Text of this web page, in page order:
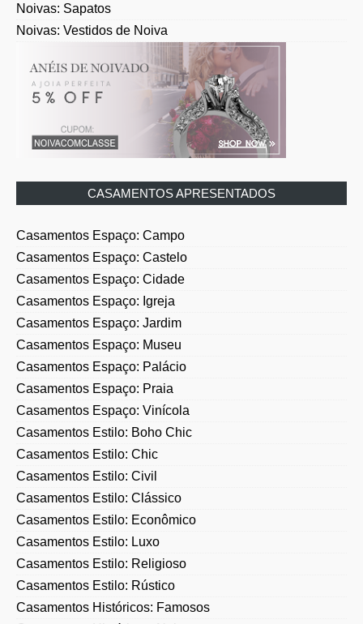
Noivas: Sapatos
Noivas: Vestidos de Noiva
CASAMENTOS APRESENTADOS
Casamentos Espaço: Campo
Casamentos Espaço: Castelo
Casamentos Espaço: Cidade
Casamentos Espaço: Igreja
Casamentos Espaço: Jardim
Casamentos Espaço: Museu
Casamentos Espaço: Palácio
Casamentos Espaço: Praia
Casamentos Espaço: Vinícola
Casamentos Estilo: Boho Chic
Casamentos Estilo: Chic
Casamentos Estilo: Civil
Casamentos Estilo: Clássico
Casamentos Estilo: Econômico
Casamentos Estilo: Luxo
Casamentos Estilo: Religioso
Casamentos Estilo: Rústico
Casamentos Históricos: Famosos